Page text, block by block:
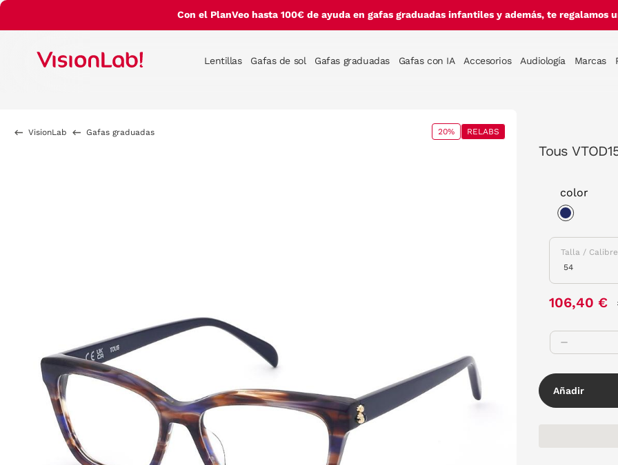
Con el PlanVeo hasta 100€ de ayuda en gafas graduadas infantiles y además, te regalamos
Lentillas Gafas de sol Gafas graduadas Gafas con IA Accesorios Audiología Marcas
VisionLab Gafas graduadas 20% RELABS
Tous
color
Talla / Calibre
106,40 €
Añadir